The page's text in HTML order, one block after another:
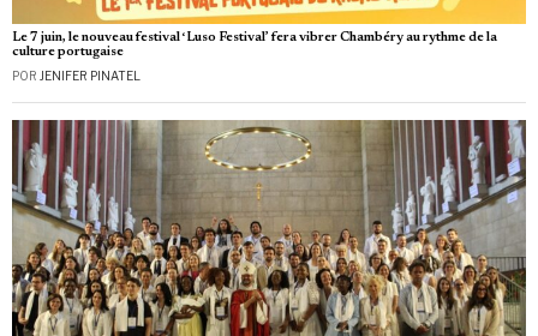
Le 7 juin, le nouveau festival ‘Luso Festival’ fera vibrer Chambéry au rythme de la
culture portugaise
POR JENIFER PINATEL